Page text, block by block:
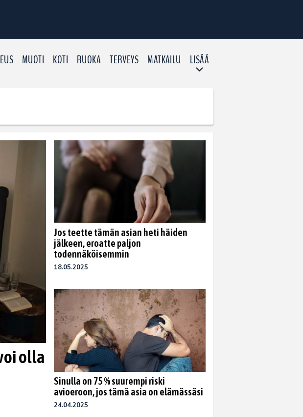
MUOTI KOTI RUOKA TERVEYS MATKAILU LISÄÄ
olla
Jos teette tämän asian heti häiden
jälkeen, eroatte paljon
todennäköisemmin
18.05.2025
Sinulla on 75 % suurempi riski
avioeroon, jos tämä asia on elämässäsi
24.04.2025